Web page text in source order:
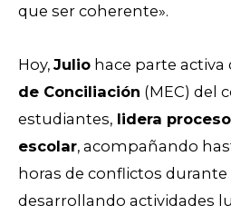
que ser coherente».
Hoy, Julio hace parte activa
de Conciliación (MEC) del
estudiantes, lidera
escolar, acompañando
horas de conflictos durante
desarrollando actividades